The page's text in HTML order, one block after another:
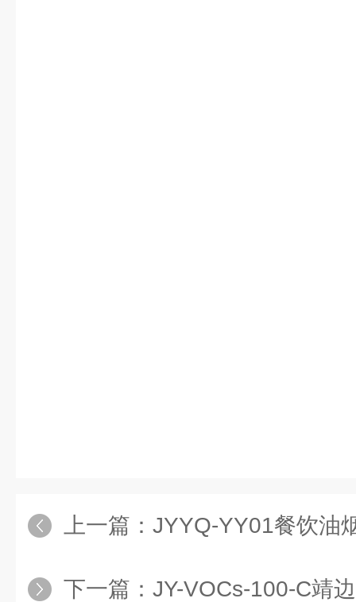
上一篇： JYYQ-YY01餐饮油
下一篇： JY-VOCs-100-C靖边